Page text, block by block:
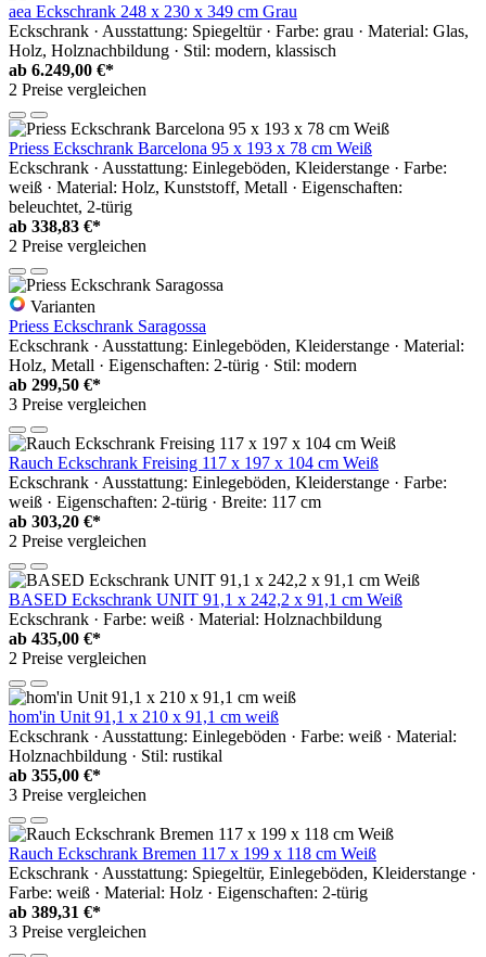
aea Eckschrank 248 x 230 x 349 cm Grau
Eckschrank · Ausstattung: Spiegeltür · Farbe: grau · Material: Glas,
Holz, Holznachbildung · Stil: modern, klassisch
ab 6.249,00 €*
2 Preise vergleichen
Priess Eckschrank Barcelona 95 x 193 x 78 cm Weiß
Eckschrank · Ausstattung: Einlegeböden, Kleiderstange · Farbe:
weiß · Material: Holz, Kunststoff, Metall · Eigenschaften:
beleuchtet, 2-türig
ab 338,83 €*
2 Preise vergleichen
Varianten
Priess Eckschrank Saragossa
Eckschrank · Ausstattung: Einlegeböden, Kleiderstange · Material:
Holz, Metall · Eigenschaften: 2-türig · Stil: modern
ab 299,50 €*
3 Preise vergleichen
Rauch Eckschrank Freising 117 x 197 x 104 cm Weiß
Eckschrank · Ausstattung: Einlegeböden, Kleiderstange · Farbe:
weiß · Eigenschaften: 2-türig · Breite: 117 cm
ab 303,20 €*
2 Preise vergleichen
BASED Eckschrank UNIT 91,1 x 242,2 x 91,1 cm Weiß
Eckschrank · Farbe: weiß · Material: Holznachbildung
ab 435,00 €*
2 Preise vergleichen
hom'in Unit 91,1 x 210 x 91,1 cm weiß
Eckschrank · Ausstattung: Einlegeböden · Farbe: weiß · Material:
Holznachbildung · Stil: rustikal
ab 355,00 €*
3 Preise vergleichen
Rauch Eckschrank Bremen 117 x 199 x 118 cm Weiß
Eckschrank · Ausstattung: Spiegeltür, Einlegeböden, Kleiderstange ·
Farbe: weiß · Material: Holz · Eigenschaften: 2-türig
ab 389,31 €*
3 Preise vergleichen